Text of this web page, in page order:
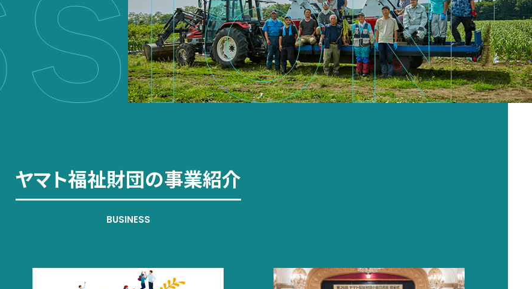
ヤマト福祉財団の事業紹介
BUSINESS